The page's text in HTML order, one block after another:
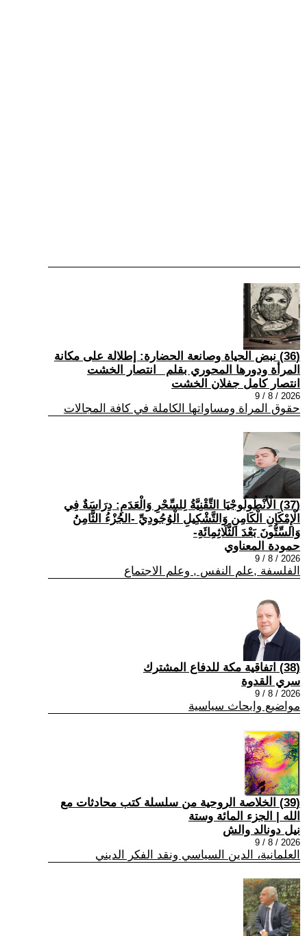
(36) نبض الحياة وصانعة الحضارة: إطلالة على مكانة
المرأة ودورها المحوري بقلم _انتصار الخشت
انتصار كامل جفلان الخشت
2026 / 8 / 9
حقوق المراة ومساواتها الكاملة في كافة المجالات
(37) الْأَنْطُولُوجْيَا التِّقْنِيَّةُ لِلسِّحْرِ وَالْعَدَمِ: دِرَاسَةٌ فِي
الْإِمْكَانِ الْكَامِنِ وَالتَّشْكِيلِ الْوُجُودِيِّ -الجُزْءُ الثَّامِنُ
وَالسِّتُّونَ بَعْدَ الثَّلَاثِمِائَةِ-
حمودة المعناوي
2026 / 8 / 9
الفلسفة ,علم النفس , وعلم الاجتماع
(38) اتفاقية مكة للدفاع المشترك
سري القدوة
2026 / 8 / 9
مواضيع وابحاث سياسية
(39) الخلاصة الروحية من سلسلة كتب محادثات مع
الله | الجزء المائة وستة
نيل دونالد والش
2026 / 8 / 9
العلمانية، الدين السياسي ونقد الفكر الديني